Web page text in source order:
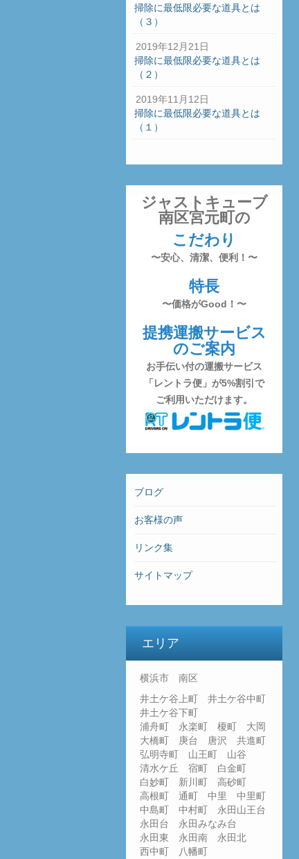
掃除に最低限必要な道具とは
（３）
2019年12月21日
掃除に最低限必要な道具とは
（２）
2019年11月12日
掃除に最低限必要な道具とは
（１）
ジャストキューブ
南区宮元町の
こだわり
〜安心、清潔、便利！〜
特長
〜価格がGood！〜
提携運搬サービス
のご案内
お手伝い付の運搬サービス
「レントラ便」が5%割引で
ご利用いただけます。
ブログ
お客様の声
リンク集
サイトマップ
エリア
横浜市 南区
井土ケ谷上町 井土ケ谷中町
井土ケ谷下町
浦舟町 永楽町 榎町 大岡
大橋町 庚台 唐沢 共進町
弘明寺町 山王町 山谷
清水ケ丘 宿町 白金町
白妙町 新川町 高砂町
高根町 通町 中里 中里町
中島町 中村町 永田山王台
永田台 永田みなみ台
永田東 永田南 永田北
西中町 八幡町